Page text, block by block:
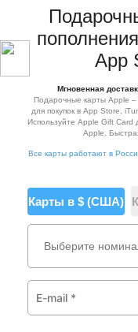
App
Мгновенная
Подарочные карты Apple –
для покупок в App Store,
Используйте Apple Gift Card
Apple.
Все карты работают в
Карты в $ (США)
Выберите